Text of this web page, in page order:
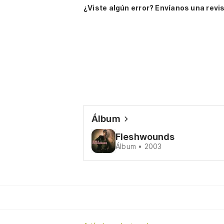
¿Viste algún error? Envíanos una
Álbum
Fleshwounds
Álbum • 2003